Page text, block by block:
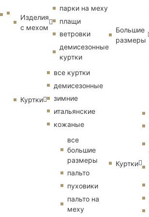
Изделия
с мехом
парки на меху
плащи
ветровки
демисезонные
куртки
Куртки
все куртки
демисезонные
зимние
итальянские
кожаные
все
большие
размеры
пальто
пуховики
пальто на
меху
Большие
размеры
Куртки